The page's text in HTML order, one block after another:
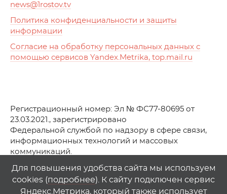
news@1rostov.tv
Политика конфиденциальности и защиты
информации
Согласие на обработку персональных данных с
помощью сервисов Yandex.Metrika, top.mail.ru
Регистрационный номер: Эл № ФС77-80695 от
23.03.2021., зарегистрировано
Федеральной службой по надзору в сфере связи,
информационных технологий и массовых
коммуникаций.
© АО Телеканал «Первый Ростовский» (2021-2025)
Любое использование материалов сайта возможно
Для повышения удобства сайта мы используем
cookies (подробнее). К сайту подключен сервис
Яндекс.Метрика, который также использует